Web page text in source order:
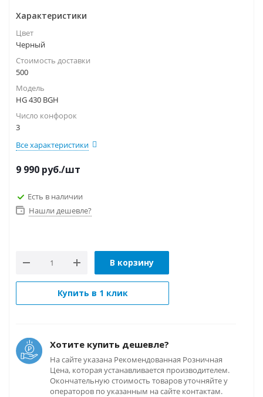
Характеристики
Цвет
Черный
Стоимость доставки
500
Модель
HG 430 BGH
Число конфорок
3
Все характеристики
9 990 руб./шт
Есть в наличии
Нашли дешевле?
В корзину
Купить в 1 клик
Хотите купить дешевле?
На сайте указана Рекомендованная Розничная
Цена, которая устанавливается производителем.
Окончательную стоимость товаров уточняйте у
операторов по указанным на сайте контактам.